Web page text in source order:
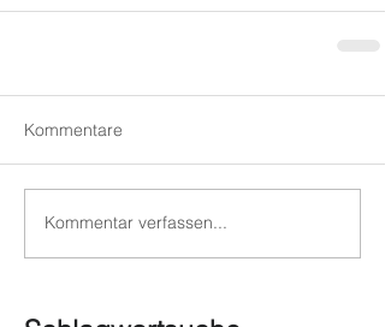
Kommentare
Kommentar verfassen...